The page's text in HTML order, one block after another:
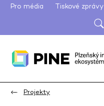
Pro média Tiskové zprávy
Projekty